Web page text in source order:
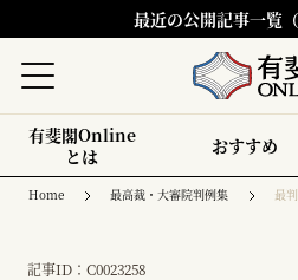
最近の公開記事一覧
有斐閣Online
とは
おすすめ
Home 最高裁・大審院判例集 最
記事ID：C0023258